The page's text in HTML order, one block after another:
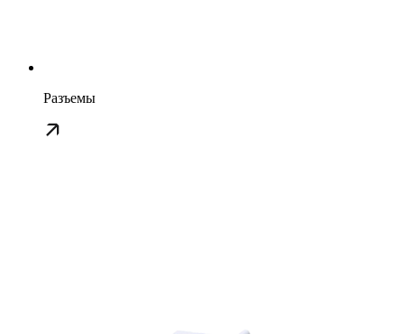
Разъемы